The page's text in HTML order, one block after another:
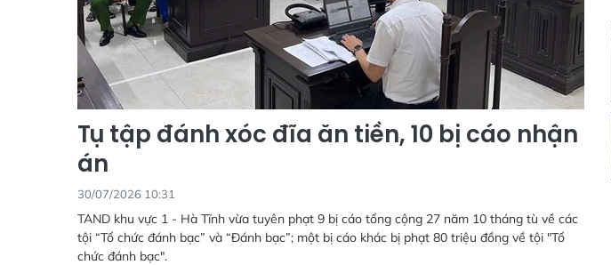
Tụ tập đánh xóc đĩa ăn tiền, 10 bị cáo nhận
án
30/07/2026 10:31
TAND khu vực 1 - Hà Tĩnh vừa tuyên phạt 9 bị cáo tổng cộng 27 năm 10 tháng tù về các
tội “Tổ chức đánh bạc” và “Đánh bạc”; một bị cáo khác bị phạt 80 triệu đồng về tội "Tổ
chức đánh bạc".